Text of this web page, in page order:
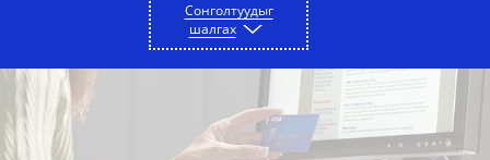
Сонголтуудыг
шалгах